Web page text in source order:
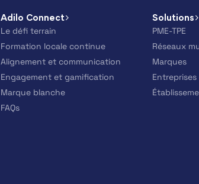
Adilo Connect
Le défi terrain
Formation locale continue
Alignement et communication
Engagement et gamification
Marque blanche
FAQs
Solutions
PME-TPE
Réseaux
Marques